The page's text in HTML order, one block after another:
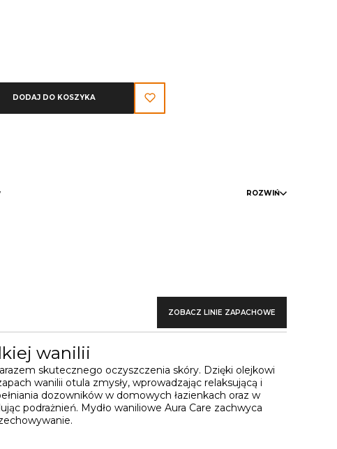
DODAJ DO KOSZYKA
ROZWIŃ
ZOBACZ LINIE ZAPACHOWE
wanilii
skutecznego oczyszczenia skóry. Dzięki olejkowi
wanilii otula zmysły, wprowadzając relaksującą i
dozowników w domowych łazienkach oraz w
podrażnień. Mydło waniliowe Aura Care zachwyca